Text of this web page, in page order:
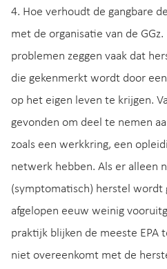
4. Hoe verhoudt de gangbare
met de organisatie van de
problemen zeggen vaak dat
die gekenmerkt wordt door
op het eigen leven te krijgen.
gevonden om deel te nemen
zoals een werkkring, een
netwerk hebben. Als er alleen
(symptomatisch) herstel wordt
afgelopen eeuw weinig
praktijk blijken de meeste EPA
niet overeenkomt met de